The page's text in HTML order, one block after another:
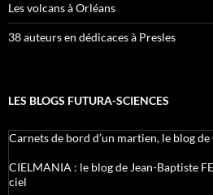
Les volcans à Orléans
38 auteurs en dédicaces à Presles
LES BLOGS FUTURA-SCIENCES
Carnets de bord d’un martien, le blog
CIELMANIA : le blog de Jean-Baptiste
ciel